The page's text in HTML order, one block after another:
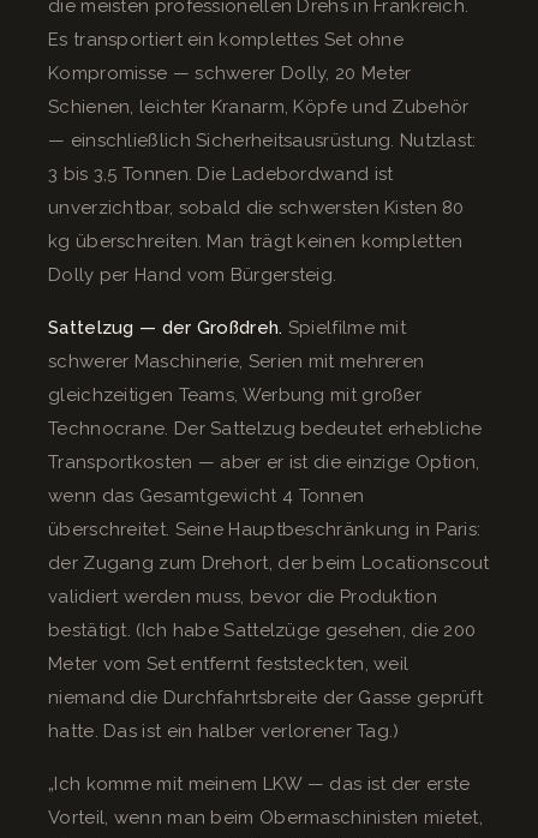
die meisten professionellen Drehs in Frankreich.
Es transportiert ein komplettes Set ohne
Kompromisse — schwerer Dolly, 20 Meter
Schienen, leichter Kranarm, Köpfe und Zubehör
— einschließlich Sicherheitsausrüstung. Nutzlast:
3 bis 3,5 Tonnen. Die Ladebordwand ist
unverzichtbar, sobald die schwersten Kisten 80
kg überschreiten. Man trägt keinen kompletten
Dolly per Hand vom Bürgersteig.
Sattelzug — der Großdreh. Spielfilme mit
schwerer Maschinerie, Serien mit mehreren
gleichzeitigen Teams, Werbung mit großer
Technocrane. Der Sattelzug bedeutet erhebliche
Transportkosten — aber er ist die einzige Option,
wenn das Gesamtgewicht 4 Tonnen
überschreitet. Seine Hauptbeschränkung in Paris:
der Zugang zum Drehort, der beim Locationscout
validiert werden muss, bevor die Produktion
bestätigt. (Ich habe Sattelzüge gesehen, die 200
Meter vom Set entfernt feststeckten, weil
niemand die Durchfahrtsbreite der Gasse geprüft
hatte. Das ist ein halber verlorener Tag.)
„Ich komme mit meinem LKW — das ist der erste
Vorteil, wenn man beim Obermaschinisten mietet,